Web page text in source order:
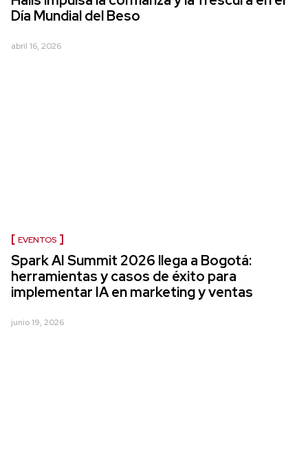
Día Mundial del Beso
abril 16, 2026
EVENTOS
Spark AI Summit 2026 llega a Bogotá:
herramientas y casos de éxito para
implementar IA en marketing y ventas
junio 19, 2026